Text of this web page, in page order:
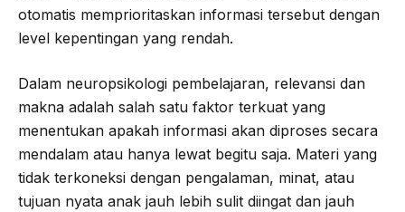
otomatis memprioritaskan informasi tersebut dengan
level kepentingan yang rendah.
Dalam neuropsikologi pembelajaran, relevansi dan
makna adalah salah satu faktor terkuat yang
menentukan apakah informasi akan diproses secara
mendalam atau hanya lewat begitu saja. Materi yang
tidak terkoneksi dengan pengalaman, minat, atau
tujuan nyata anak jauh lebih sulit diingat dan jauh